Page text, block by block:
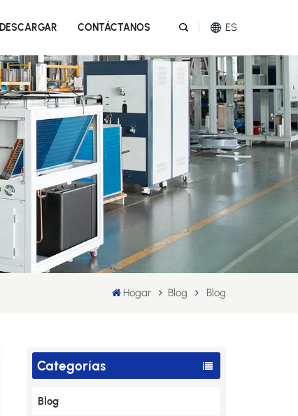
DESCARGAR CONTÁCTANOS ES
English
Melayu
Hogar Blog Blog
Categorías
Blog